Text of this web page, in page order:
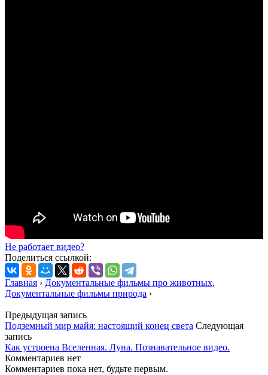
Не работает видео?
Поделиться ссылкой:
Главная › Документальные фильмы про животных,
Документальные фильмы природа ›
Предыдущая запись
Подземный мир майя: настоящий конец света Следующая
запись
Как устроена Вселенная. Луна. Познавательное видео.
Комментариев нет
Комментариев пока нет, будьте первым.